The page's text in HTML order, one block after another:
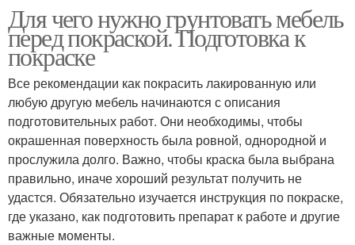
Для чего нужно грунтовать мебель
перед покраской. Подготовка к
покраске
Все рекомендации как покрасить лакированную или
любую другую мебель начинаются с описания
подготовительных работ. Они необходимы, чтобы
окрашенная поверхность была ровной, однородной и
прослужила долго. Важно, чтобы краска была выбрана
правильно, иначе хороший результат получить не
удастся. Обязательно изучается инструкция по покраске,
где указано, как подготовить препарат к работе и другие
важные моменты.